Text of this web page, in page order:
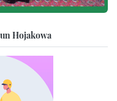
Hojakowa